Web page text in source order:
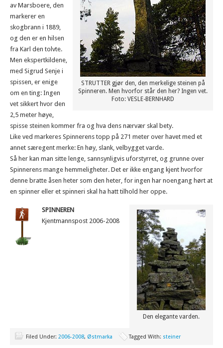
STRUTTER gjør den, den merkelige steinen på
Spinneren. Men hvorfor står den her? Ingen vet.
Foto: VESLE-BERNHARD
av Marsboere, den
markerer en
skogbrann i 1889,
og den er en hilsen
fra Karl den tolvte.
Men ekspertkildene,
med Sigrud Senje i
spissen, er enige
om en ting: Ingen
vet sikkert hvor den
2,5 meter høye,
spisse steinen kommer fra og hva dens nærvær skal bety.
Like ved markeres Spinnerens topp på 271 meter over havet med et
annet særegent merke: En høy, slank, velbygget varde.
Så her kan man sitte lenge, sannsynligvis uforstyrret, og grunne over
Spinnerens mange hemmeligheter. Det er ikke engang kjent hvorfor
denne bratte åsen heter som den heter, for ingen har noengang hørt at
en spinner eller et spinneri skal ha hatt tilhold her oppe.
Den elegante varden.
SPINNEREN
Kjentmannspost 2006-2008
Filed Under: 2006-2008, Østmarka Tagged With: steiner